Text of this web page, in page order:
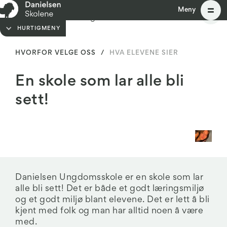
Meny
HURTIGMENY
Meny
HVORFOR VELGE OSS / HVA ELEVENE SIER
En skole som lar alle bli
sett!
Danielsen Ungdomsskole er en skole som lar
alle bli sett! Det er både et godt læringsmiljø
og et godt miljø blant elevene. Det er lett å bli
kjent med folk og man har alltid noen å være
med.